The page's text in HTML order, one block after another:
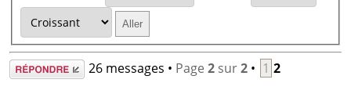
Répondre 26 messages • Page 2sur2• 1 2